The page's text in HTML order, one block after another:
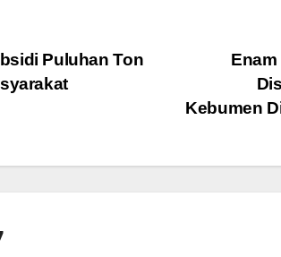
Kebumen
Puluhan Ton